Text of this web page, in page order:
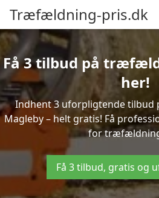
Træfældning-pris.dk
Få 3 tilbud på
her!
Indhent 3 uforpligtende
Magleby – helt gratis! Få
for
Få 3 tilbud, gratis og